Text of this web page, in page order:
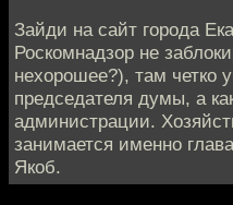
Зайди на сайт города
Роскомнадзор не
нехорошее?), там четко
председателя думы, а
администрации.
занимается именно
Якоб.